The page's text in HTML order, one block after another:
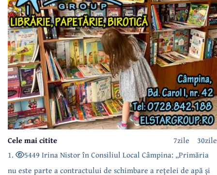
30zile
7zile
Cele mai citite
1.
5449 Irina Nistor în Consiliul Local Câmpina: „Primăria
nu este parte a contractului de schimbare a rețelei de apă și